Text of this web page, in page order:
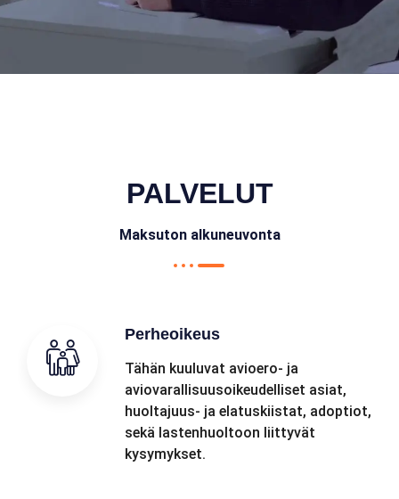
PALVELUT
Maksuton alkuneuvonta
Perheoikeus
Tähän kuuluvat avioero- ja
aviovarallisuusoikeudelliset asiat,
huoltajuus- ja elatuskiistat, adoptiot,
sekä lastenhuoltoon liittyvät
kysymykset.